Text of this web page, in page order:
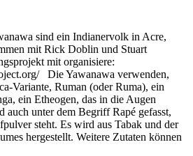
sind ein Indianervolk in Acre,
mit Rick Doblin und Stuart
mit organisiere:
Die Yawanawa verwenden,
Variante, Ruman (oder Ruma), ein
ein Etheogen, das in die Augen
auch unter dem Begriff Rapé gefasst,
steht. Es wird aus Tabak und der
hergestellt. Weitere Zutaten können